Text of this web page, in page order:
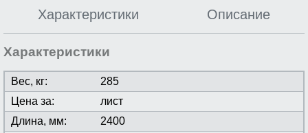
Характеристики Описание
Характеристики
Вес, кг:
285
Цена за:
лист
Длина, мм:
2400